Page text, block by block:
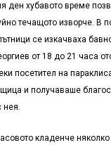
ден хубавото време
течащото изворче. В
се изкачваха
от 18 до 21 часа
посетител на
и получаваше
нея.
кладенче